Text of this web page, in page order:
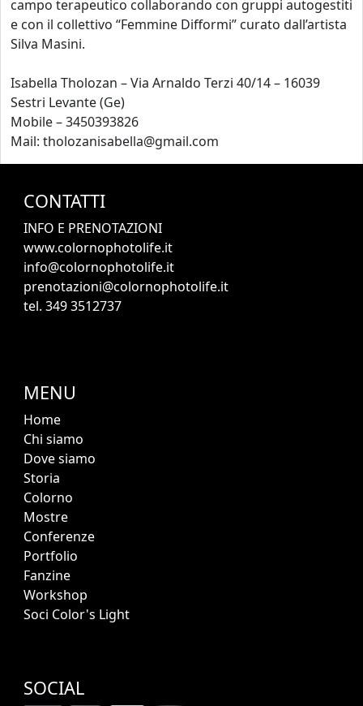
campo terapeutico collaborando con gruppi autogestiti
e con il collettivo “Femmine Difformi” curato dall’artista
Silva Masini.
Isabella Tholozan – Via Arnaldo Terzi 40/14 – 16039
Sestri Levante (Ge)
Mobile – 3450393826
Mail: tholozanisabella@gmail.com
CONTATTI
INFO E PRENOTAZIONI
www.colornophotolife.it
info@colornophotolife.it
prenotazioni@colornophotolife.it
tel. 349 3512737
MENU
Home
Chi siamo
Dove siamo
Storia
Colorno
Mostre
Conferenze
Portfolio
Fanzine
Workshop
Soci Color's Light
SOCIAL